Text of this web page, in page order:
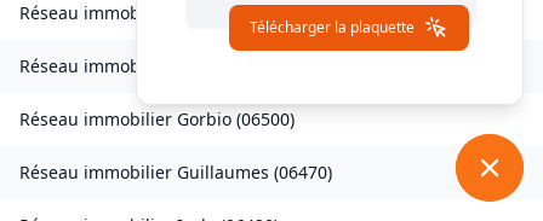
Réseau immobilier La Gaude
Réseau immobilier
Réseau immobilier Gorbio (06500)
Réseau immobilier Guillaumes (06470)
Télécharger la plaquette